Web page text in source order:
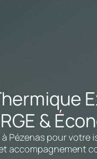
&
à Pézenas pour votre
accompagnement